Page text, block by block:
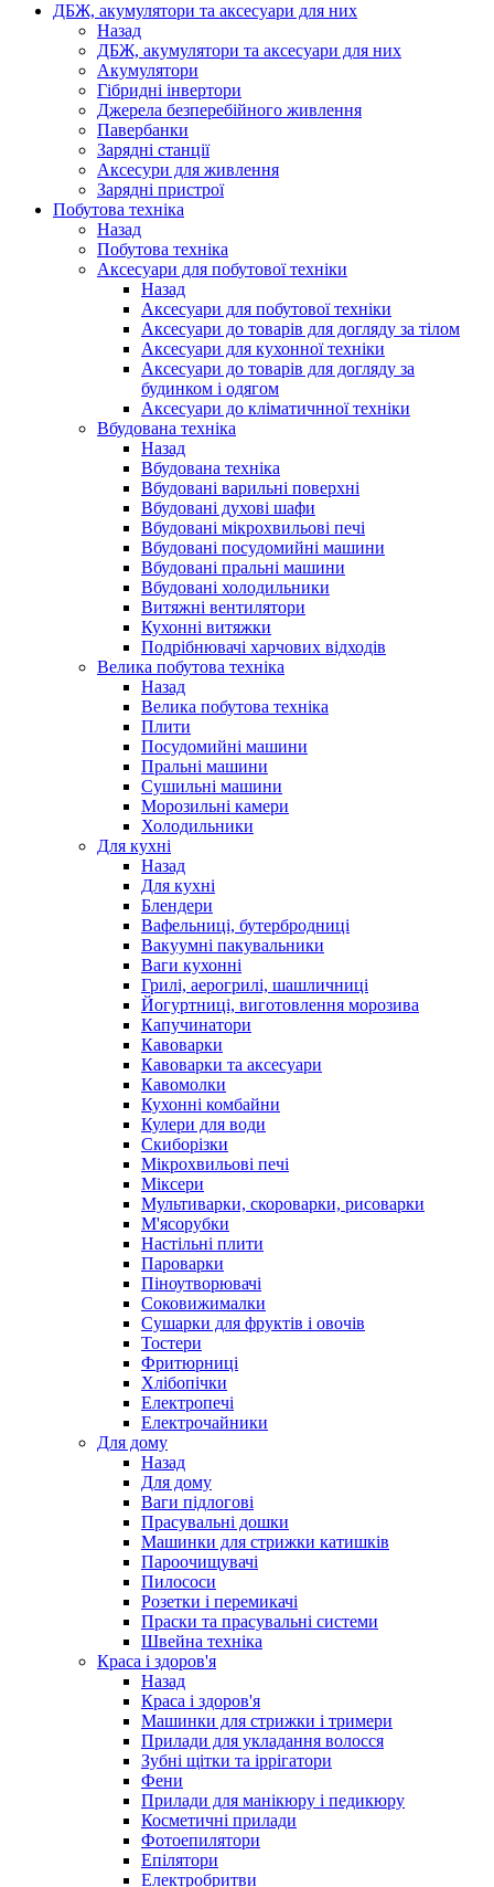
ДБЖ, акумулятори та аксесуари для них
Назад
ДБЖ, акумулятори та аксесуари для них
Акумулятори
Гібридні інвертори
Джерела безперебійного живлення
Павербанки
Зарядні станції
Аксесури для живлення
Зарядні пристрої
Побутова техніка
Назад
Побутова техніка
Аксесуари для побутової техніки
Назад
Аксесуари для побутової техніки
Аксесуари до товарів для догляду за тілом
Аксесуари для кухонної техніки
Аксесуари до товарів для догляду за
будинком і одягом
Аксесуари до кліматичнної техніки
Вбудована техніка
Назад
Вбудована техніка
Вбудовані варильні поверхні
Вбудовані духові шафи
Вбудовані мікрохвильові печі
Вбудовані посудомийні машини
Вбудовані пральні машини
Вбудовані холодильники
Витяжні вентилятори
Кухонні витяжки
Подрібнювачі харчових відходів
Велика побутова техніка
Назад
Велика побутова техніка
Плити
Посудомийні машини
Пральні машини
Сушильні машини
Морозильні камери
Холодильники
Для кухні
Назад
Для кухні
Блендери
Вафельниці, бутербродниці
Вакуумні пакувальники
Ваги кухонні
Грилі, аерогрилі, шашличниці
Йогуртниці, виготовлення морозива
Капучинатори
Кавоварки
Кавоварки та аксесуари
Кавомолки
Кухонні комбайни
Кулери для води
Скиборізки
Мікрохвильові печі
Міксери
Мультиварки, скороварки, рисоварки
М'ясорубки
Настільні плити
Пароварки
Піноутворювачі
Соковижималки
Сушарки для фруктів і овочів
Тостери
Фритюрниці
Хлібопічки
Електропечі
Електрочайники
Для дому
Назад
Для дому
Ваги підлогові
Прасувальні дошки
Машинки для стрижки катишків
Пароочищувачі
Пилососи
Розетки і перемикачі
Праски та прасувальні системи
Швейна техніка
Краса і здоров'я
Назад
Краса і здоров'я
Машинки для стрижки і тримери
Прилади для укладання волосся
Зубні щітки та іррігатори
Фени
Прилади для манікюру і педикюру
Косметичні прилади
Фотоепилятори
Епілятори
Електробритви